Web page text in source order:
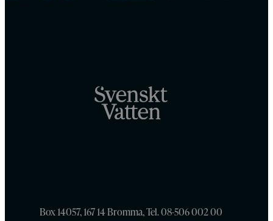
Box 14057, 167 14 Bromma, Tel. 08-506 002 00